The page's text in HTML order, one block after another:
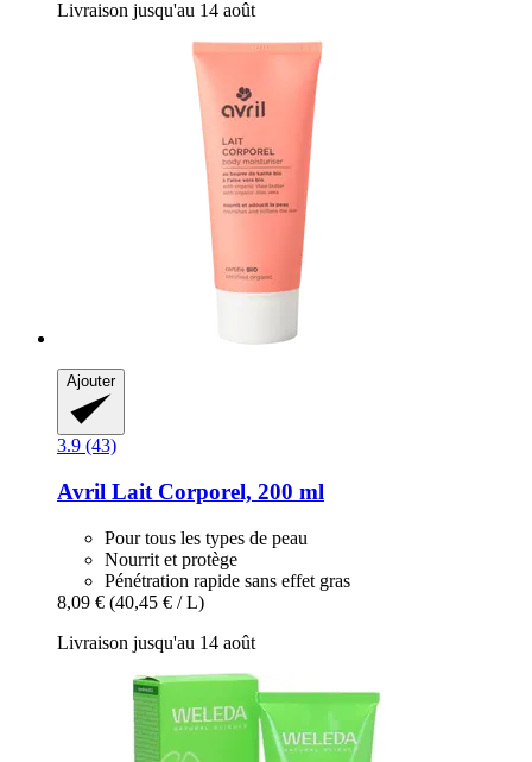
Livraison jusqu'au 14 août
Ajouter
3.9 (43)
Avril Lait Corporel, 200 ml
Pour tous les types de peau
Nourrit et protège
Pénétration rapide sans effet gras
8,09 € (40,45 € / L)
Livraison jusqu'au 14 août